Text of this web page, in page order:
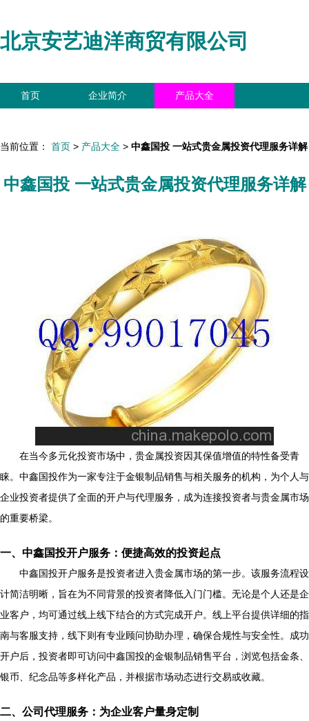
北京安艺迪洋商贸有限公司
首页 企业简介 产品大全
当前位置： 首页 > 产品大全 > 中鑫国投 一站式贵金属投资代理服务详解
中鑫国投 一站式贵金属投资代理服务详解
在当今多元化投资市场中，贵金属投资因其保值增值的特性备受青
睐。中鑫国投作为一家专注于金银制品销售与相关服务的机构，为个人与
企业投资者提供了全面的开户与代理服务，成为连接投资者与贵金属市场
的重要桥梁。
一、中鑫国投开户服务：便捷高效的投资起点
中鑫国投开户服务是投资者进入贵金属市场的第一步。该服务流程设
计简洁明晰，旨在为不同背景的投资者降低入门门槛。无论是个人还是企
业客户，均可通过线上线下结合的方式完成开户。线上平台提供详细的指
南与客服支持，线下则有专业顾问协助办理，确保合规性与安全性。成功
开户后，投资者即可访问中鑫国投的金银制品销售平台，浏览包括金条、
银币、纪念品等多样化产品，并根据市场动态进行交易或收藏。
二、公司代理服务：为企业客户量身定制